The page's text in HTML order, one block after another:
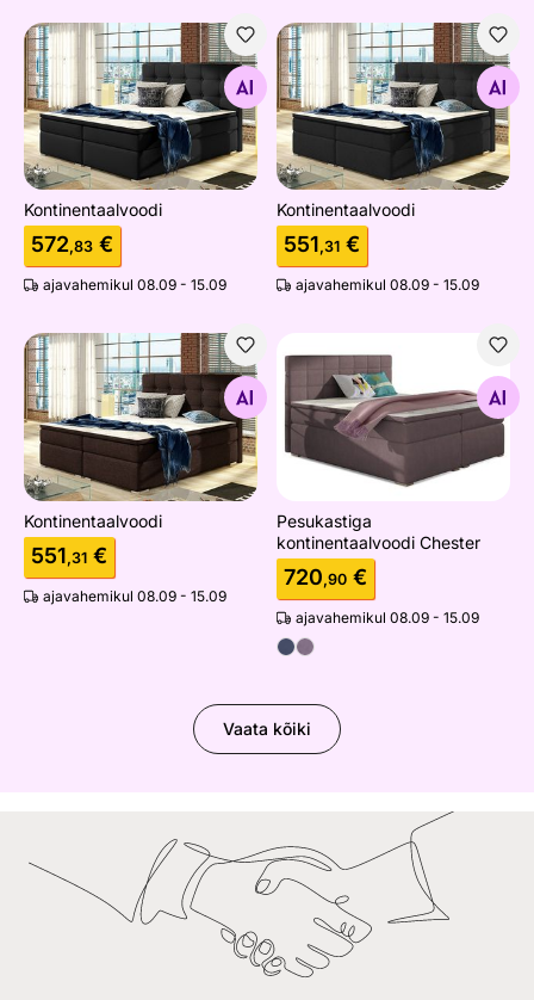
Kontinentaalvoodi
Otsi sarnaseid
Kontinentaalvoodi
572,83 €
ajavahemikul 08.09 - 15.09
Kontinentaalvoodi
Otsi sarnaseid
Kontinentaalvoodi
551,31 €
ajavahemikul 08.09 - 15.09
Kontinentaalvoodi
Otsi sarnaseid
Kontinentaalvoodi
551,31 €
ajavahemikul 08.09 - 15.09
Pesukastiga
Otsi sarnaseid
Pesukastiga
kontinentaalvoodi Chester
720,90 €
ajavahemikul 08.09 - 15.09
Vaata kõiki